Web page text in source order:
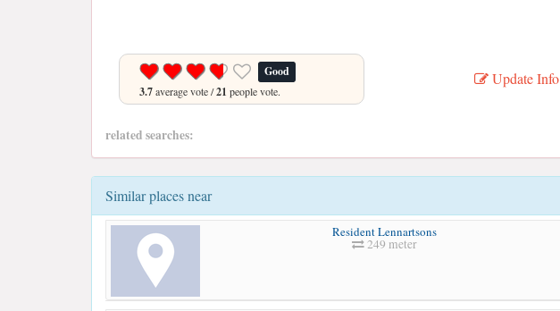
Good
3.7average vote /21 people vote.
Update Info
related searches:
Similar places near
Resident Lennartsons
249 meter